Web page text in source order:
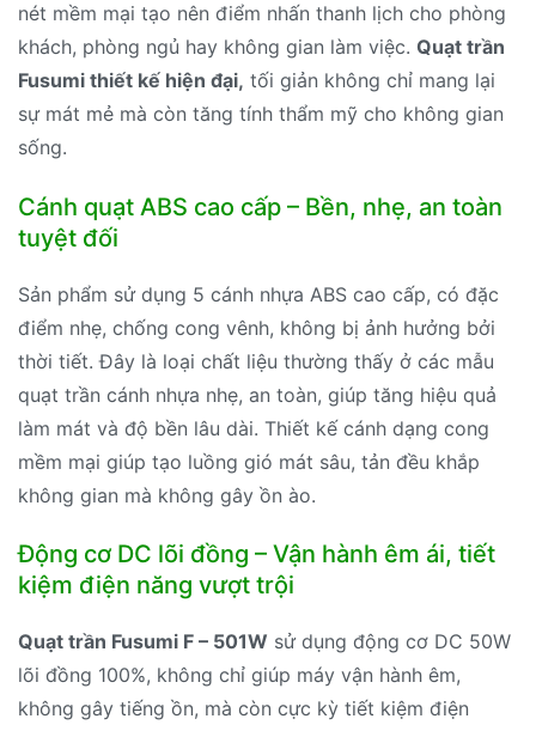
nét mềm mại tạo nên điểm nhấn thanh lịch cho phòng
khách, phòng ngủ hay không gian làm việc. Quạt trần
Fusumi thiết kế hiện đại, tối giản không chỉ mang lại
sự mát mẻ mà còn tăng tính thẩm mỹ cho không gian
sống.
Cánh quạt ABS cao cấp – Bền, nhẹ, an toàn
tuyệt đối
Sản phẩm sử dụng 5 cánh nhựa ABS cao cấp, có đặc
điểm nhẹ, chống cong vênh, không bị ảnh hưởng bởi
thời tiết. Đây là loại chất liệu thường thấy ở các mẫu
quạt trần cánh nhựa nhẹ, an toàn, giúp tăng hiệu quả
làm mát và độ bền lâu dài. Thiết kế cánh dạng cong
mềm mại giúp tạo luồng gió mát sâu, tản đều khắp
không gian mà không gây ồn ào.
Động cơ DC lõi đồng – Vận hành êm ái, tiết
kiệm điện năng vượt trội
Quạt trần Fusumi F – 501W sử dụng động cơ DC 50W
lõi đồng 100%, không chỉ giúp máy vận hành êm,
không gây tiếng ồn, mà còn cực kỳ tiết kiệm điện